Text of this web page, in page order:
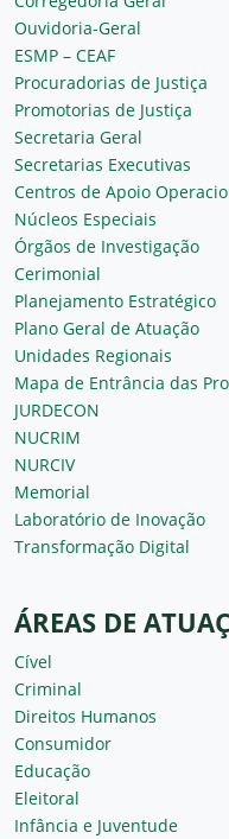
Ouvidoria-Geral
ESMP – CEAF
Procuradorias de Justiça
Promotorias de Justiça
Secretaria Geral
Secretarias Executivas
Centros de Apoio
Núcleos Especiais
Órgãos de Investigação
Cerimonial
Planejamento Estratégico
Plano Geral de Atuação
Unidades Regionais
Mapa de Entrância das
JURDECON
NUCRIM
NURCIV
Memorial
Laboratório de Inovação
Transformação Digital
ÁREAS DE
Cível
Criminal
Direitos Humanos
Consumidor
Educação
Eleitoral
Infância e Juventude